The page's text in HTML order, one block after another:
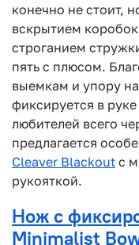
конечно не стоит,
вскрытием
строганием
пять с плюсом.
выемкам и упору
фиксируется в
любителей всего
предлагается
Cleaver Blackout с
рукояткой.
Нож с
Minimalist